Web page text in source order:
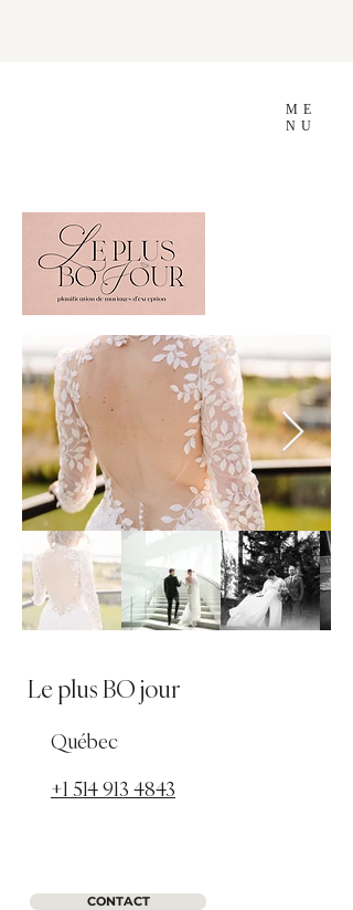
ME
NU
Le plus BO jour
Québec
+1 514 913 4843
CONTACT